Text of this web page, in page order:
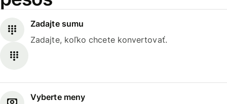
Zadajte sumu
Zadajte, koľko chcete konvertovať.
Vyberte meny